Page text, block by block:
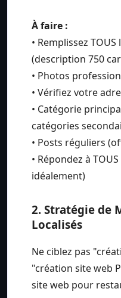
À faire :
• Remplissez
(description 750
• Photos
• Vérifiez votre
• Catégorie
catégories
• Posts réguliers
• Répondez à
idéalement)
2. Stratégie de
Localisés
Ne ciblez pas
"création site web
site web pour